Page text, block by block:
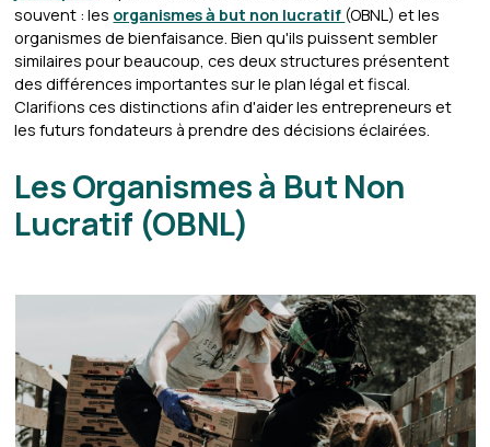
souvent : les organismes à but non lucratif (OBNL) et les
organismes de bienfaisance. Bien qu'ils puissent sembler
similaires pour beaucoup, ces deux structures présentent
des différences importantes sur le plan légal et fiscal.
Clarifions ces distinctions afin d'aider les entrepreneurs et
les futurs fondateurs à prendre des décisions éclairées.
Les Organismes à But Non
Lucratif (OBNL)